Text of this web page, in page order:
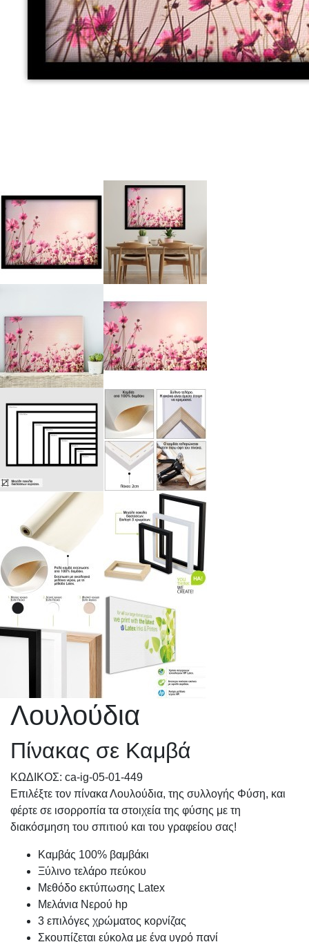
Λουλούδια
Πίνακας σε Καμβά
KΩΔΙΚΟΣ: ca-ig-05-01-449
Επιλέξτε τον πίνακα Λουλούδια, της συλλογής Φύση, και
φέρτε σε ισορροπία τα στοιχεία της φύσης με τη
διακόσμηση του σπιτιού και του γραφείου σας!
Καμβάς 100% βαμβάκι
Ξύλινο τελάρο πεύκου
Μεθόδο εκτύπωσης Latex
Μελάνια Νερού hp
3 επιλόγες χρώματος κορνίζας
Σκουπίζεται εύκολα με ένα υγρό πανί